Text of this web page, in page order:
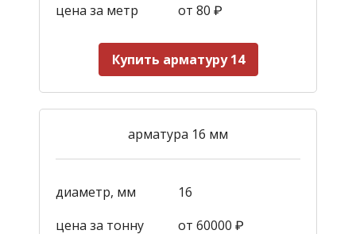
цена за метр
от 80 ₽
Купить арматуру 14
арматура 16 мм
диаметр, мм
16
цена за тонну
от 60000 ₽